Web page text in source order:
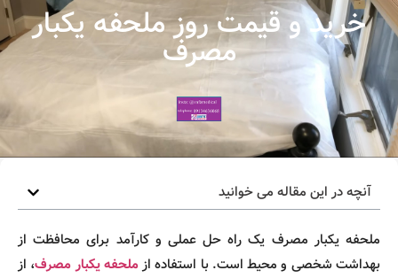
خرید و قیمت روز ملحفه یکبار
مصرف
آنچه در این مقاله می خوانید
ملحفه یکبار مصرف یک راه حل عملی و کارآمد برای محافظت از
بهداشت شخصی و محیط است. با استفاده ازملحفه یکبار مصرف، از